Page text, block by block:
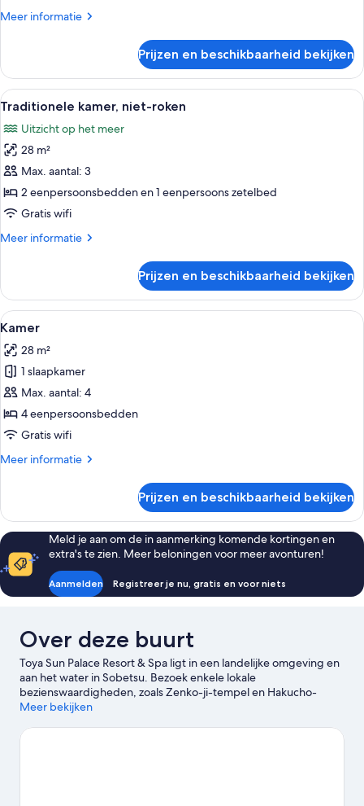
Meer informatie
Meer
niet-
roken
Prijzen en beschikbaarheid bekijken
Alle
foto's
voor
Traditionele
kamer,
niet-
roken
Een binnenzwembad met
5
Traditionele kamer, niet-roken
Uitzicht op het meer
28 m²
Max. aantal: 3
2 eenpersoonsbedden en 1 eenpersoons zetelbed
Gratis wifi
Meer informatie
Meer
kamer,
niet-
roken
Prijzen en beschikbaarheid bekijken
Alle
foto's
voor
Kamer
laden
Een binnenzwembad met
4
Kamer
28 m²
1 slaapkamer
Max. aantal: 4
4 eenpersoonsbedden
Gratis wifi
Meer informatie
Meer
Prijzen en beschikbaarheid bekijken
Meld je aan om de in aanmerking komende kortingen en
extra's te zien. Meer beloningen voor meer avonturen!
Aanmelden Registreer je nu, gratis en voor niets
Over deze buurt
Toya Sun Palace Resort & Spa ligt in een landelijke omgeving en
aan het water in Sobetsu. Bezoek enkele lokale
bezienswaardigheden, zoals Zenko-ji-tempel en Hakucho-
brug. Daarnaast kun je ook de plaatselijke attracties, zoals
Reis je met kinderen? Overweeg dan Bosmuseum van Toyako
Meer bekijken